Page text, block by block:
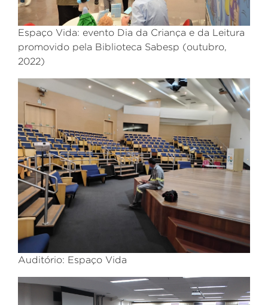
Espaço Vida: evento Dia da Criança e da Leitura
promovido pela Biblioteca Sabesp (outubro,
2022)
Auditório: Espaço Vida